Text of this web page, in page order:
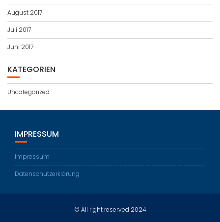
August 2017
Juli 2017
Juni 2017
KATEGORIEN
Uncategorized
IMPRESSUM
Impressum
Datenschutzerklärung
© All right reserved 2024